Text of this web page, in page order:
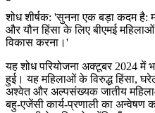
शोध शीर्षक: 'सुनना एक बड़ा कदम है:
और यौन हिंसा के लिए बीएमई
विकास करना।'
यह शोध परियोजना अक्टूबर 2024 में
हुई। यह महिलाओं के विरुद्ध हिंसा,
अश्वेत और अल्पसंख्यक जातीय
बहु-एजेंसी कार्य-प्रणाली का अन्वेषण